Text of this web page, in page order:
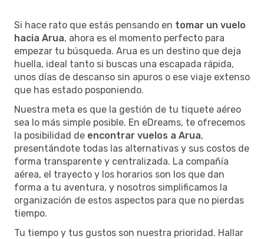
Si hace rato que estás pensando en tomar un vuelo
hacia Arua, ahora es el momento perfecto para
empezar tu búsqueda. Arua es un destino que deja
huella, ideal tanto si buscas una escapada rápida,
unos días de descanso sin apuros o ese viaje extenso
que has estado posponiendo.
Nuestra meta es que la gestión de tu tiquete aéreo
sea lo más simple posible. En eDreams, te ofrecemos
la posibilidad de encontrar vuelos a Arua,
presentándote todas las alternativas y sus costos de
forma transparente y centralizada. La compañía
aérea, el trayecto y los horarios son los que dan
forma a tu aventura, y nosotros simplificamos la
organización de estos aspectos para que no pierdas
tiempo.
Tu tiempo y tus gustos son nuestra prioridad. Hallar